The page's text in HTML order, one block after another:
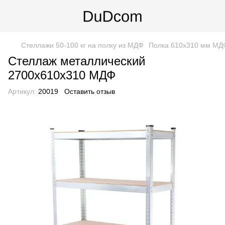
Стеллажи 50-100 кг на полку из МДФ Полка 610х310 мм
Стеллаж металлический
2700х610х310 МДФ
Артикул: 20019 Оставить отзыв